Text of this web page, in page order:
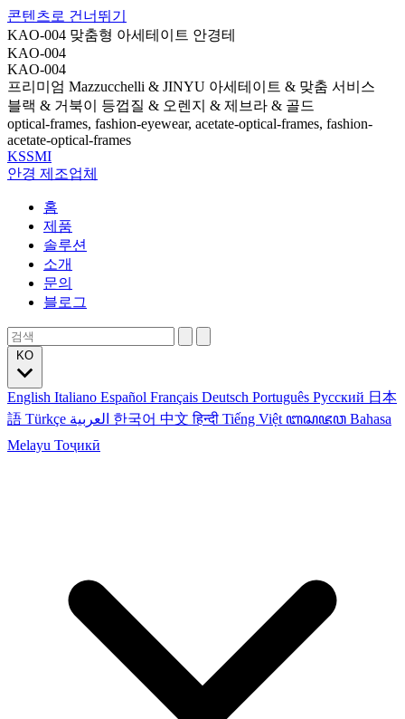
콘텐츠로 건너뛰기
KAO-004 맞춤형 아세테이트 안경테
KAO-004
KAO-004
프리미엄 Mazzucchelli & JINYU 아세테이트 & 맞춤 서비스
블랙 & 거북이 등껍질 & 오렌지 & 제브라 & 골드
optical-frames, fashion-eyewear, acetate-optical-frames, fashion-
acetate-optical-frames
KSSMI
안경 제조업체
홈
제품
솔루션
소개
문의
블로그
English Italiano Español Français Deutsch Português Русский 日本
語 Türkçe 한국어 中文हिन्दी Tiếng Việt ꦧꦱꦗꦮ Bahasa
Melayu Тоҷикӣ